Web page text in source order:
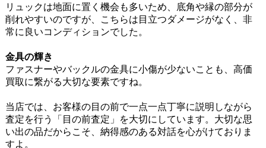
リュックは地面に置く機会も多いため、底角や縁の部分が
削れやすいのですが、こちらは目立つダメージがなく、非
常に良いコンディションでした。
金具の輝き
ファスナーやバックルの金具に小傷が少ないことも、高価
買取に繋がる大切な要素ですね。
当店では、お客様の目の前で一点一点丁寧に説明しながら
査定を行う「目の前査定」を大切にしています。大切な思
い出の品だからこそ、納得感のある対話を心がけておりま
すよ。